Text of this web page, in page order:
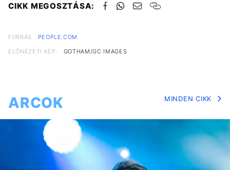
CIKK MEGOSZTÁSA:
FORRÁS
PEOPLE.COM
ELŐNÉZETI KÉP:
GOTHAM/GC IMAGES
ARCOK MINDEN CIKK